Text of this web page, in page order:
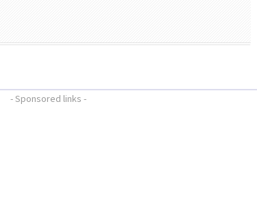
- Sponsored links -